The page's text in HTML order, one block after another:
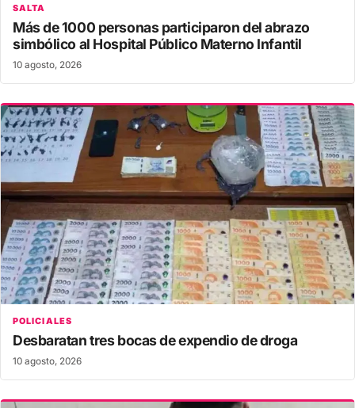
SALTA
Más de 1000 personas participaron del abrazo
simbólico al Hospital Público Materno Infantil
10 agosto, 2026
POLICIALES
Desbaratan tres bocas de expendio de droga
10 agosto, 2026